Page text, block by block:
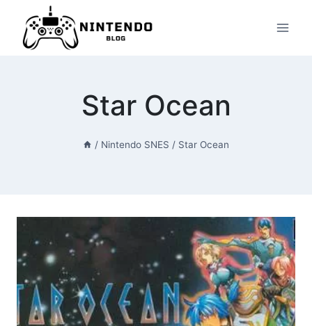
Przeskocz
treści
Star Ocean
/ Nintendo SNES / Star Ocean